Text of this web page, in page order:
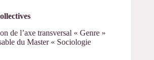
de l’axe transversal « Genre »
du Master « Sociologie